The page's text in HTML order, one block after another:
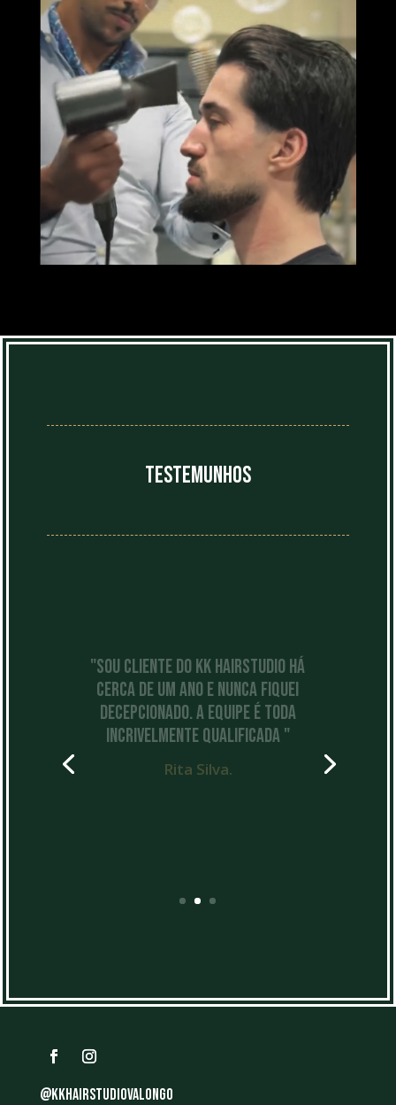
testemunhos
cabelo e ficar mal, mas agora
realmente espero ansiosamente
por cada ida ao KK Hairstudio. Os
profissionais são todos muito
simpáticos e acolhedores, e
fazem-nos sentir parte da
@kkhairstudiovalongo